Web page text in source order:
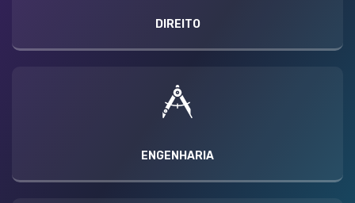
DIREITO
ENGENHARIA